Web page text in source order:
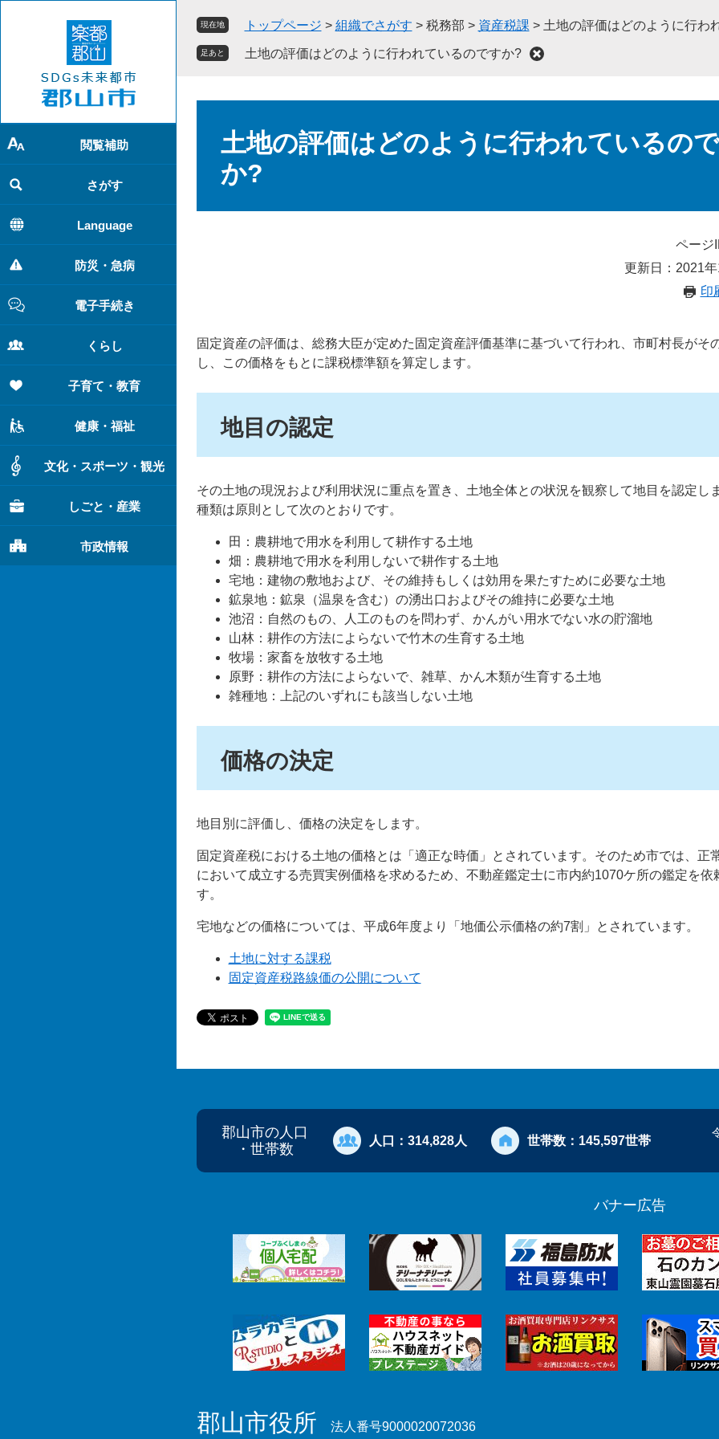
で
す
。
ば
し
て
本
文
へ
閲覧補助
さがす
Language
防災・急病
電子手続き
くらし
子育て・教育
健康・福祉
文化・スポーツ・観光
しごと・産業
市政情報
現在地 トップページ > 組織でさがす > 税務部 > 資産税課 > 土地の評価はどのように行わ
足あと 土地の評価はどのように行われているのですか?
土地の評価はどのように行われているの
か?
ページ
更新日：2021
印
固定資産の評価は、総務大臣が定めた固定資産評価基準に基づいて行われ、市町村長がそ
し、この価格をもとに課税標準額を算定します。
地目の認定
その土地の現況および利用状況に重点を置き、土地全体との状況を観察して地目を認定し
種類は原則として次のとおりです。
田：農耕地で用水を利用して耕作する土地
畑：農耕地で用水を利用しないで耕作する土地
宅地：建物の敷地および、その維持もしくは効用を果たすために必要な土地
鉱泉地：鉱泉（温泉を含む）の湧出口およびその維持に必要な土地
池沼：自然のもの、人工のものを問わず、かんがい用水でない水の貯溜地
山林：耕作の方法によらないで竹木の生育する土地
牧場：家畜を放牧する土地
原野：耕作の方法によらないで、雑草、かん木類が生育する土地
雑種地：上記のいずれにも該当しない土地
価格の決定
地目別に評価し、価格の決定をします。
固定資産税における土地の価格とは「適正な時価」とされています。そのため市では、正
において成立する売買実例価格を求めるため、不動産鑑定士に市内約1070ケ所の鑑定を依
す。
宅地などの価格については、平成6年度より「地価公示価格の約7割」とされています。
土地に対する課税
固定資産税路線価の公開について
郡山市の人口
・世帯数
人口： 314,828人 世帯数： 145,597世帯
バナー広告
郡山市役所 法人番号9000020072036